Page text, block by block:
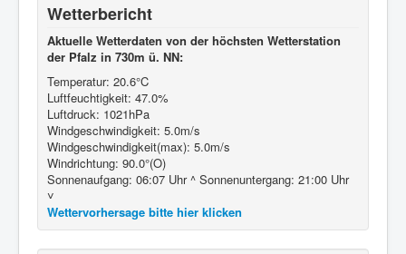
Wetterbericht
Aktuelle Wetterdaten von der höchsten Wetterstation
der Pfalz in 730m ü. NN:
Temperatur: 20.6°C
Luftfeuchtigkeit: 47.0%
Luftdruck: 1021hPa
Windgeschwindigkeit: 5.0m/s
Windgeschwindigkeit(max): 5.0m/s
Windrichtung: 90.0°(O)
Sonnenaufgang: 06:07 Uhr ^ Sonnenuntergang: 21:00 Uhr
˅
Wettervorhersage bitte hier klicken